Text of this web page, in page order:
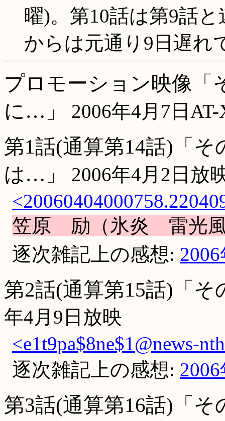
曜)。第10話は第9話
からは元通り9日遅れ
プロモーション映像「
に…」
2006年4月7日
第1話(通算第14話)「
は…」
2006年4月2日放
笠原 励（氷炎 雷光
逐次雑記上の感想:
第2話(通算第15話)「
年4月9日放映
<e1t9pa$8ne$1@news-
逐次雑記上の感想:
第3話(通算第16話)「